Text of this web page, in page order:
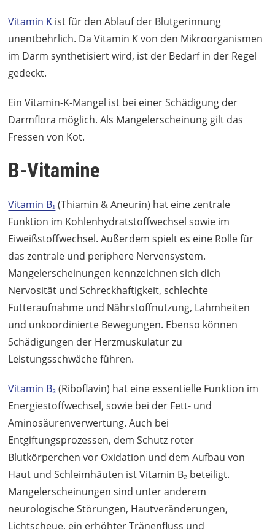
Vitamin K ist für den Ablauf der Blutgerinnung
unentbehrlich. Da Vitamin K von den Mikroorganismen
im Darm synthetisiert wird, ist der Bedarf in der Regel
gedeckt.
Ein Vitamin-K-Mangel ist bei einer Schädigung der
Darmflora möglich. Als Mangelerscheinung gilt das
Fressen von Kot.
B-Vitamine
Vitamin B₁ (Thiamin & Aneurin) hat eine zentrale
Funktion im Kohlenhydratstoffwechsel sowie im
Eiweißstoffwechsel. Außerdem spielt es eine Rolle für
das zentrale und periphere Nervensystem.
Mangelerscheinungen kennzeichnen sich dich
Nervosität und Schreckhaftigkeit, schlechte
Futteraufnahme und Nährstoffnutzung, Lahmheiten
und unkoordinierte Bewegungen. Ebenso können
Schädigungen der Herzmuskulatur zu
Leistungsschwäche führen.
Vitamin B₂(Riboflavin) hat eine essentielle Funktion im
Energiestoffwechsel, sowie bei der Fett- und
Aminosäurenverwertung. Auch bei
Entgiftungsprozessen, dem Schutz roter
Blutkörperchen vor Oxidation und dem Aufbau von
Haut und Schleimhäuten ist Vitamin B₂ beteiligt.
Mangelerscheinungen sind unter anderem
neurologische Störungen, Hautveränderungen,
Lichtscheue, ein erhöhter Tränenfluss und